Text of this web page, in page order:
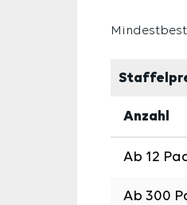
Anzahl
Ab 12
Ab 300